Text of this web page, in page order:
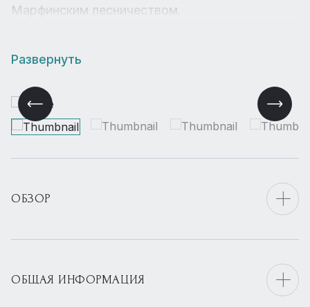
Марфинским лесничеством.
Развернуть
ОБЗОР
ОБЩАЯ ИНФОРМАЦИЯ